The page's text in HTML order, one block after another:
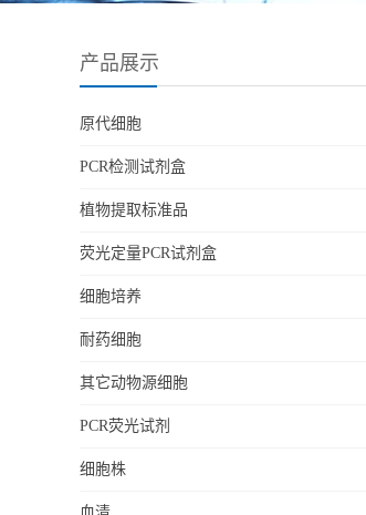
产品展示
原代细胞
PCR检测试剂盒
植物提取标准品
荧光定量PCR试剂盒
细胞培养
耐药细胞
其它动物源细胞
PCR荧光试剂
细胞株